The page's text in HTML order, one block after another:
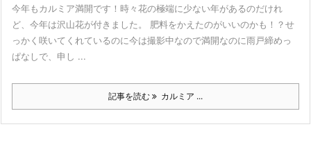
今年もカルミア満開です！時々花の極端に少ない年があるのだけれ
ど、今年は沢山花が付きました。 肥料をかえたのがいいのかも！？せ
っかく咲いてくれているのに今は撮影中なので満開なのに雨戸締めっ
ぱなしで、申し ...
記事を読む カルミア ...